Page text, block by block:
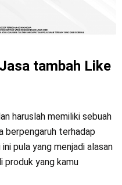
tambah Like
haruslah memiliki sebuah
berpengaruh terhadap
pula yang menjadi alasan
produk yang kamu